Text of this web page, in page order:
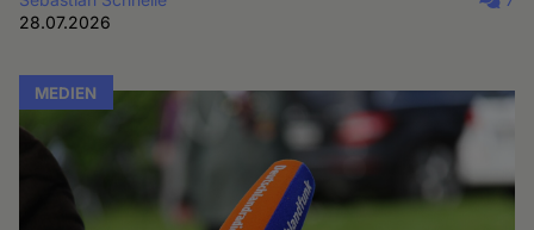
28.07.2026
MEDIEN